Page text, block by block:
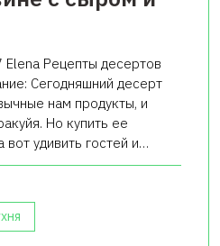
Рецепты десертов
Сегодняшний десерт
нам продукты, и
Но купить ее
удивить гостей и…